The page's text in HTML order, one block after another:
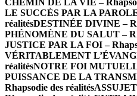
CHEMIN DE LA VIE –
LE SUCCÈS PAR LA
réalitésDESTINÉE DIVINE –
PHÉNOMÈNE DU SALUT –
JUSTICE PAR LA FOI –
VÉRITABLEMENT
réalitésNOTRE FOI
PUISSANCE DE LA
Rhapsodie des réalités